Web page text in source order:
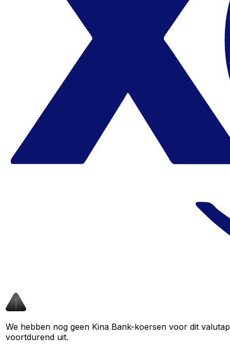
We hebben nog geen Kina Bank-koersen voor dit
voortdurend uit.